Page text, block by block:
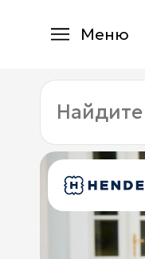
Меню
Еда
Детям
Найдите
магазин,
ресторан
или
услугу: